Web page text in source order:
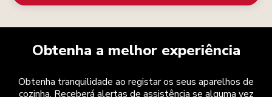
Obtenha a melhor experiência
Obtenha tranquilidade ao registar os seus aparelhos de
cozinha. Receberá alertas de assistência se alguma vez